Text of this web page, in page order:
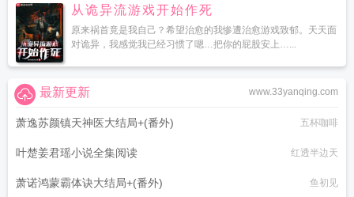
从诡异流游戏开始作死
原来祸首竟是我自己？希望治愈的我惨遭治愈游戏致郁。天天面
对诡异，我感觉我已经习惯了嗯…把你的屁股安上…...
www.33yanqing.com
最新更新
萧逸苏颜镇天神医大结局+(番外) 五杯咖啡
叶楚姜君瑶小说全集阅读 红透半边天
萧诺鸿蒙霸体诀大结局+(番外) 鱼初见